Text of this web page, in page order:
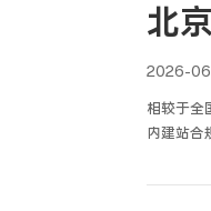
北
2026-
相较于全
内建站合
深耕北京